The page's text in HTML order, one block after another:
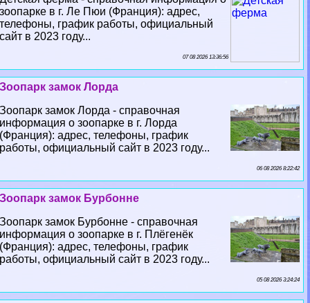
зоопарке в г. Ле Пюи (Франция): адрес,
телефоны, график работы, официальный
сайт в 2023 году...
07 08 2026 13:36:56
Зоопарк замок Лорда
Зоопарк замок Лорда - справочная
информация о зоопарке в г. Лорда
(Франция): адрес, телефоны, график
работы, официальный сайт в 2023 году...
06 08 2026 8:22:42
Зоопарк замок Бурбонне
Зоопарк замок Бурбонне - справочная
информация о зоопарке в г. Плёгенёк
(Франция): адрес, телефоны, график
работы, официальный сайт в 2023 году...
05 08 2026 3:24:24